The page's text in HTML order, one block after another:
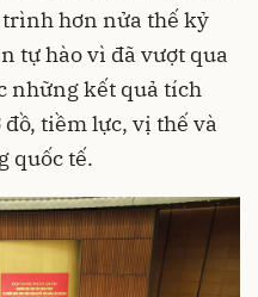
hơn nửa thế kỷ
tự hào vì đã vượt qua
những kết quả tích
tiềm lực, vị thế và
quốc tế.